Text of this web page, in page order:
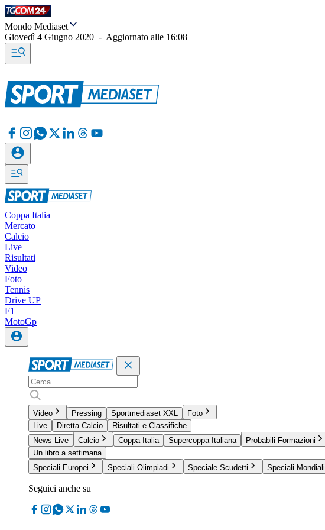
Mondo Mediaset
Giovedì 4 Giugno 2020 - Aggiornato alle 16:08
Coppa Italia
Mercato
Calcio
Live
Risultati
Video
Foto
Tennis
Drive UP
F1
MotoGp
Video Pressing Sportmediaset XXL
Foto
Live
Diretta Calcio
Risultati e Classifiche
News Live
Calcio Coppa Italia Supercoppa Italiana Probabili Formazioni
Un libro a settimana
Speciali Europei
Speciali Olimpiadi Speciale Scudetti Speciali Mondiali
Seguici anche su